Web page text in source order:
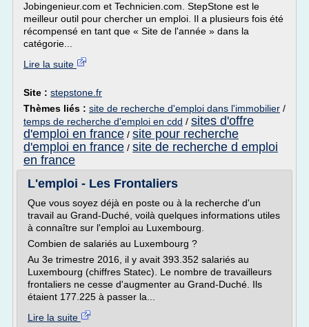
Jobingenieur.com et Technicien.com. StepStone est le
meilleur outil pour chercher un emploi. Il a plusieurs fois été
récompensé en tant que « Site de l'année » dans la
catégorie...
Lire la suite
Site : stepstone.fr
Thèmes liés : site de recherche d'emploi dans l'immobilier /
temps de recherche d'emploi en cdd / sites d'offre
d'emploi en france / site pour recherche
d'emploi en france / site de recherche d emploi
en france
L'emploi - Les Frontaliers
Que vous soyez déjà en poste ou à la recherche d'un
travail au Grand-Duché, voilà quelques informations utiles
à connaître sur l'emploi au Luxembourg.
Combien de salariés au Luxembourg ?
Au 3e trimestre 2016, il y avait 393.352 salariés au
Luxembourg (chiffres Statec). Le nombre de travailleurs
frontaliers ne cesse d'augmenter au Grand-Duché. Ils
étaient 177.225 à passer la...
Lire la suite